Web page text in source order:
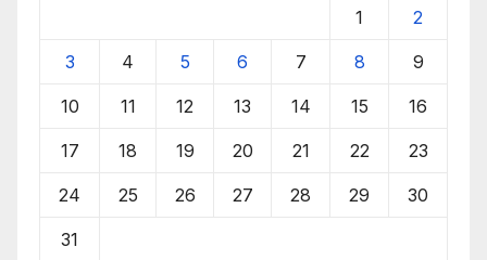
1 2
3 4 5 6 7 8 9
10 11 12 13 14 15 16
17 18 19 20 21 22 23
24 25 26 27 28 29 30
31